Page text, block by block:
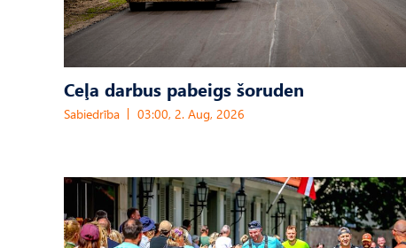
Ceļa darbus pabeigs šoruden
Sabiedrība 03:00, 2. Aug, 2026